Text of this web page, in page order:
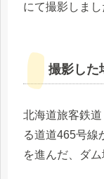
にて撮影しまし
撮影した
北海道旅客鉄
る道道465号線
を進んだ、ダ